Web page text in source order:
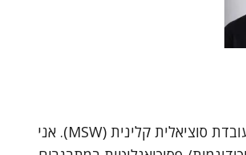
שמי גל ויינשטיין, עובדת סוציאלית קלינית (MSW). אני